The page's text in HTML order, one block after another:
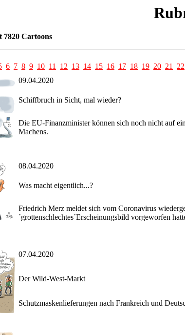
7820 Cartoons
6 7 8 9 10 11 12 13 14 15 16 17 18 19 20 21 22
09.04.2020
Schiffbruch in Sicht, mal wieder?
Die EU-Finanzminister können sich noch nicht auf
Machens.
08.04.2020
Was macht eigentlich...?
Friedrich Merz meldet sich vom Coronavirus
´grottenschlechtes´Erscheinungsbild vorgeworfen
07.04.2020
Der Wild-West-Markt
Schutzmaskenlieferungen nach Frankreich und